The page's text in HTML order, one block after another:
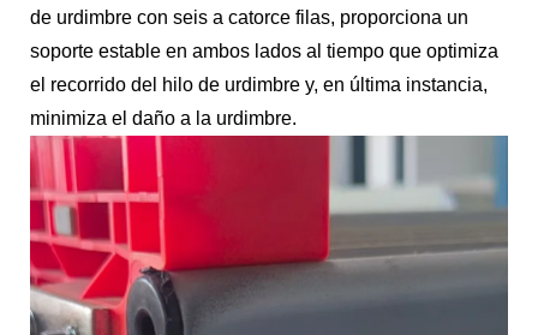
de urdimbre con seis a catorce filas, proporciona un
soporte estable en ambos lados al tiempo que optimiza
el recorrido del hilo de urdimbre y, en última instancia,
minimiza el daño a la urdimbre.